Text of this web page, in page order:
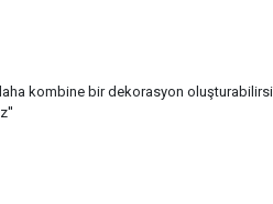
kombine bir dekorasyon